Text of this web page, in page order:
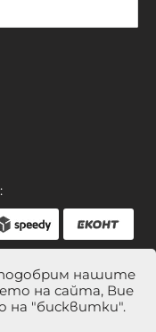
нашите
на сайта, Вие
на "бисквитки".